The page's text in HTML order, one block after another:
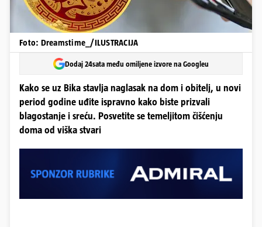
Foto: Dreamstime_/ILUSTRACIJA
Dodaj 24sata među omiljene izvore na Googleu
Kako se uz Bika stavlja naglasak na dom i obitelj, u novi
period godine uđite ispravno kako biste prizvali
blagostanje i sreću. Posvetite se temeljitom čišćenju
doma od viška stvari